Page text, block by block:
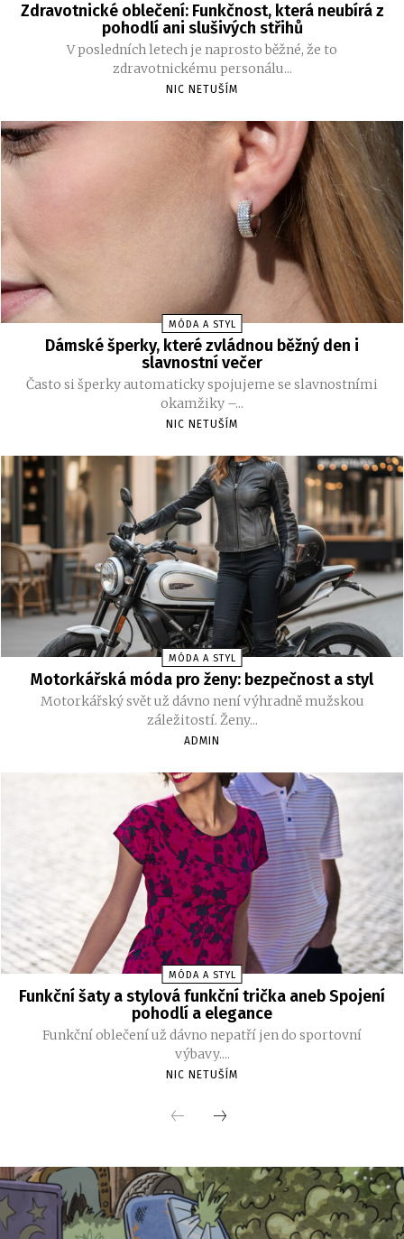
Zdravotnické oblečení: Funkčnost, která neubírá z
pohodlí ani slušivých střihů
V posledních letech je naprosto běžné, že to
zdravotnickému personálu...
NIC NETUŠÍM
MÓDA A STYL
Dámské šperky, které zvládnou běžný den i
slavnostní večer
Často si šperky automaticky spojujeme se slavnostními
okamžiky –...
NIC NETUŠÍM
MÓDA A STYL
Motorkářská móda pro ženy: bezpečnost a styl
Motorkářský svět už dávno není výhradně mužskou
záležitostí. Ženy...
ADMIN
MÓDA A STYL
Funkční šaty a stylová funkční trička aneb Spojení
pohodlí a elegance
Funkční oblečení už dávno nepatří jen do sportovní
výbavy....
NIC NETUŠÍM